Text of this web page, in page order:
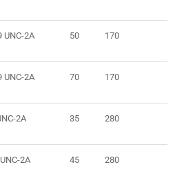
UNC-2A 50 170
UNC-2A 70 170
2A 35 280
2A 45 280